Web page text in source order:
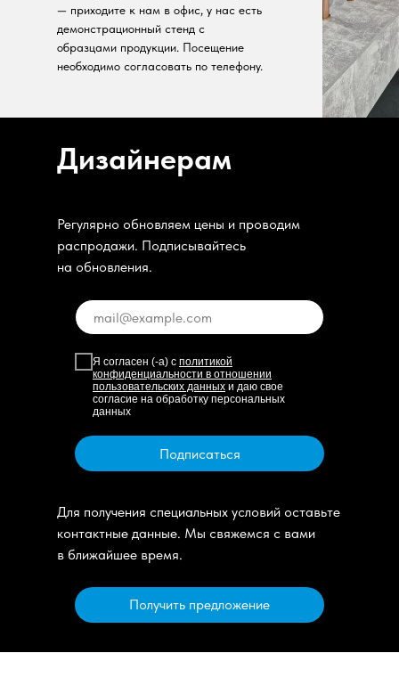
— приходите к нам в офис, у нас есть
демонстрационный стенд с
образцами продукции. Посещение
необходимо согласовать по телефону.
Дизайнерам
Регулярно обновляем цены и проводим
распродажи. Подписывайтесь
на обновления.
Я согласен (-а) с политикой
конфиденциальности в отношении
пользовательских данных и даю свое
согласие на обработку персональных
данных
Подписаться
Для получения специальных условий оставьте
контактные данные. Мы свяжемся с вами
в ближайшее время.
Получить предложение